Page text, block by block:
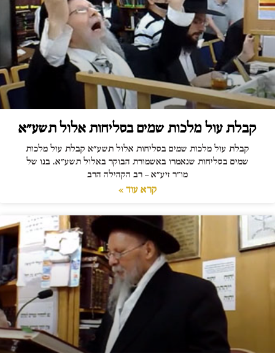
קבלת עול מלכות שמים בסליחות אלול תשע"א
קבלת עול מלכות שמים בסליחות אלול תשע"א קבלת עול מלכות
שמים בסליחות שנאמרו באשמורת הבוקר באלול תשע"א. בנו של
מו"ר זיע"א – רב הקהילה הרב
קרא עוד »